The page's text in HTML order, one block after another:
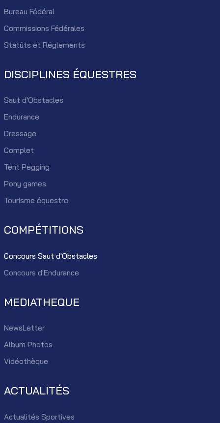
Bureau Fédéral
Commissions Fédérales
Statûts et Réglements
DISCIPLINES ÉQUESTRES
Saut d'Obstacles
Endurance
Dressage
Complet
Tent Pegging
Pony games
Tourisme équestre
COMPÉTITIONS
Concours Saut d'Obstacles
Concours d'Endurance
MEDIATHEQUE
NewsLetter
Album Photos
Vidéothèque
ACTUALITÉS
Actualités Sportives